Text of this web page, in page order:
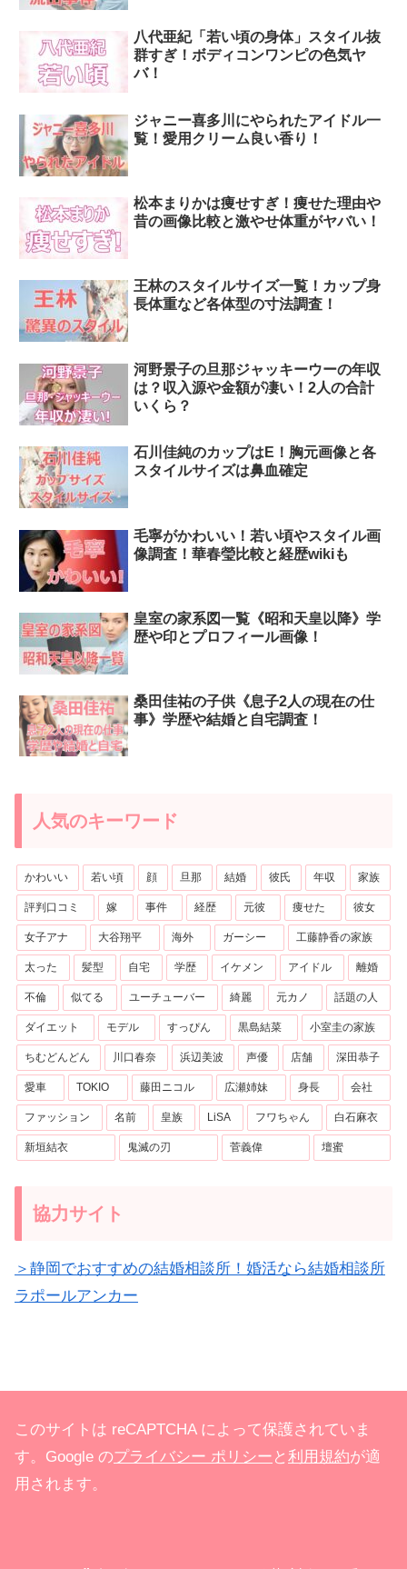
八代亜紀「若い頃の身体」スタイル抜
群すぎ！ボディコンワンピの色気ヤ
バ！
ジャニー喜多川にやられたアイドル一
覧！愛用クリーム良い香り！
松本まりかは痩せすぎ！痩せた理由や
昔の画像比較と激やせ体重がヤバい！
王林のスタイルサイズ一覧！カップ身
長体重など各体型の寸法調査！
河野景子の旦那ジャッキーウーの年収
は？収入源や金額が凄い！2人の合計
いくら？
石川佳純のカップはE！胸元画像と各
スタイルサイズは鼻血確定
毛寧がかわいい！若い頃やスタイル画
像調査！華春瑩比較と経歴wikiも
皇室の家系図一覧《昭和天皇以降》学
歴や印とプロフィール画像！
桑田佳祐の子供《息子2人の現在の仕
事》学歴や結婚と自宅調査！
人気のキーワード
かわいい 若い頃 顔 旦那 結婚 彼氏 年収 家族
評判口コミ 嫁 事件 経歴 元彼 痩せた 彼女
女子アナ 大谷翔平 海外 ガーシー 工藤静香の家族
太った 髪型 自宅 学歴 イケメン アイドル 離婚
不倫 似てる ユーチューバー 綺麗 元カノ 話題の人
ダイエット モデル すっぴん 黒島結菜 小室圭の家族
ちむどんどん 川口春奈 浜辺美波 声優 店舗 深田恭子
愛車 TOKIO 藤田ニコル 広瀬姉妹 身長 会社
ファッション 名前 皇族 LiSA フワちゃん 白石麻衣
新垣結衣 鬼滅の刃 菅義偉 壇蜜
協力サイト
＞静岡でおすすめの結婚相談所！婚活なら結婚相談所
ラポールアンカー
このサイトは reCAPTCHA によって保護されていま
す。Google のプライバシー ポリシー と 利用規約が適
用されます。